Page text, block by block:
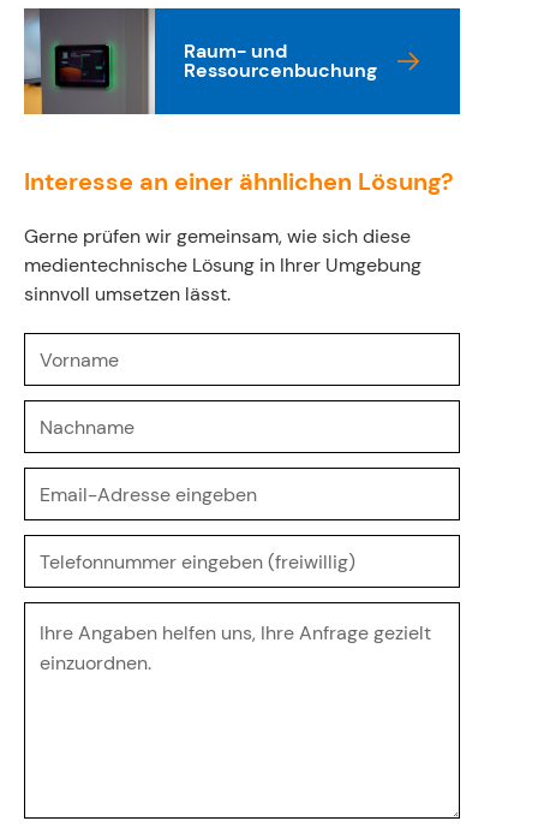
Raum- und
Ressourcenbuchung
Interesse an einer ähnlichen Lösung?
Gerne prüfen wir gemeinsam, wie sich diese
medientechnische Lösung in Ihrer Umgebung
sinnvoll umsetzen lässt.